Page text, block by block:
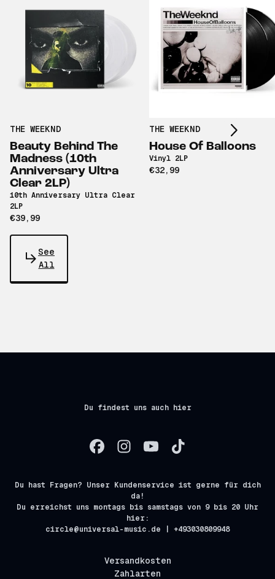
THE WEEKND
Beauty Behind The
Madness (10th
Anniversary Ultra
Clear 2LP)
10th Anniversary Ultra Clear
2LP
€39,99
THE WEEKND
House Of Balloons
Vinyl 2LP
€32,99
Scroll right
See
All
Du findest uns auch hier
Du hast Fragen? Unser Kundenservice ist gerne für dich
da!
Du erreichst uns montags bis samstags von 9 bis 20 Uhr
hier:
circle@universal-music.de | +493030809948
Versandkosten
Zahlarten